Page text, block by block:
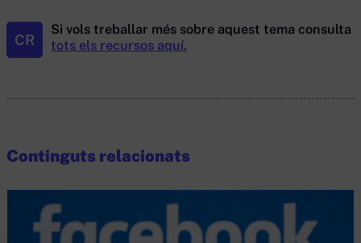
CR
Si vols treballar més sobre aquest tema consulta
tots els recursos aquí.
Continguts relacionats